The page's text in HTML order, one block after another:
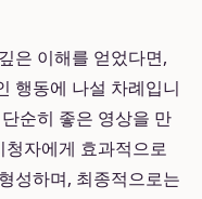
은 이해를 얻었다면,
행동에 나설 차례입니
순히 좋은 영상을 만
자에게 효과적으로
성하며, 최종적으로는